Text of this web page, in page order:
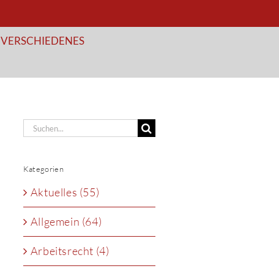
VERSCHIEDENES
Suche
Kategorien
Aktuelles (55)
Allgemein (64)
Arbeitsrecht (4)